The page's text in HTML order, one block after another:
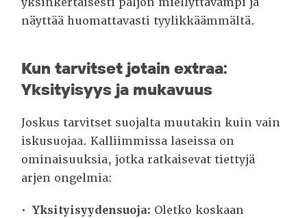
näyttää huomattavasti tyylikkäämmältä.
Kun tarvitset jotain extraa:
Yksityisyys ja mukavuus
Joskus tarvitset suojalta muutakin kuin vain
iskusuojaa. Kalliimmissa laseissa on
ominaisuuksia, jotka ratkaisevat tiettyjä
arjen ongelmia:
Yksityisyydensuoja: Oletko koskaan